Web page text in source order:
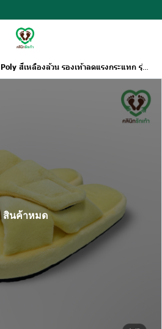
Poly สีเหลืองล้วน รองเท้าลดแรงกระแทก รุ่นปรับหน้ากว้างได้
สินค้าหมด